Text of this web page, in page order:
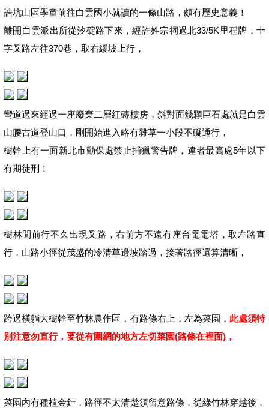
誥坑山區學童前往白雲國小就讀的一條山路，頗有歷史意義！
離開白雲派出所從汐碇路下來，經許姓宗祠過北33/5K里程牌，十
字叉路左往370巷，取右緩坡上行，
彎道過來經過一座廢棄二層紅磚樓房，斜對面幾顆巨石處就是白雲
山腰古道登山口，剛開始進入略有雜草一小段不礙通行，
樹幹上有一面新北市動保處禁止捕獵警告牌，違者最高處5年以下
有期徒刑！
樹林間前行不久出現叉路，右前方不遠有座台電電塔，取左路直
行，山路小徑從茂盛的冷清草邊坡踏過，接著路徑還算清晰，
跨過橫躺大樹幹至竹林農作區，有路條右上，左為菜園， 此處須特
別注意勿直行，要從有圍網的地方左切菜園(路條在裡面)，
菜園內有種植金針，路徑不太清楚須留意路條，從綠竹林穿越後，